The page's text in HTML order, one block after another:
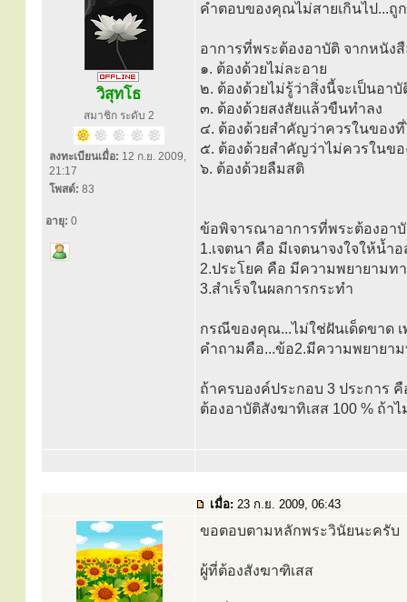
วิสุทโธ
สมาชิก ระดับ 2
ลงทะเบียนเมื่อ: 12 ก.ย. 2009,
21:17
โพสต์: 83
อายุ: 0
คำตอบของคุณไม่สายเกินไป...ถู
อาการที่พระต้องอาบัติ จากหนัง
๑. ต้องด้วยไม่ละอาย
๒. ต้องด้วยไม่รู้ว่าสิ่งนี้จะเป็นอาบั
๓. ต้องด้วยสงสัยแล้วขืนทำลง
๔. ต้องด้วยสำคัญว่าควรในของ
๕. ต้องด้วยสำคัญว่าไม่ควรในข
๖. ต้องด้วยลืมสติ
ข้อพิจารณาอาการที่พระต้องอา
1.เจตนา คือ มีเจตนาจงใจให้น้ำ
2.ประโยค คือ มีความพยายามทา
3.สำเร็จในผลการกระทำ
กรณีของคุณ...ไม่ใช่ฝันเด็ดขาด
คำถามคือ...ข้อ2.มีความพยายาม
ถ้าครบองค์ประกอบ 3 ประการ
ต้องอาบัติสังฆาทิเสส 100 % ถ้า
เมื่อ: 23 ก.ย. 2009, 06:43
ขอตอบตามหลักพระวินัยนะครับ
ผู้ที่ต้องสังฆาฑิเสส